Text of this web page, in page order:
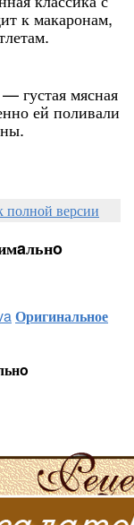
к макаронам,
густая мясная
ей поливали
полной версии
Оригинальное